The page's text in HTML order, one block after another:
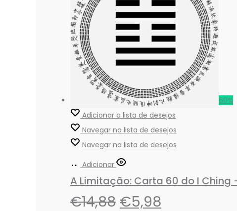
60%
Adicionar a lista de desejos
Navegar na lista de desejos
Navegar na lista de desejos
Adicionar
A Limitação: Carta 60 do I
€14,88 €5,98